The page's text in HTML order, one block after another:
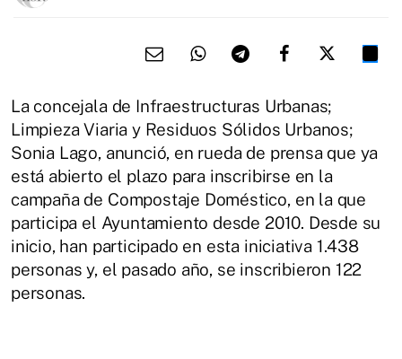
La concejala de Infraestructuras Urbanas;
Limpieza Viaria y Residuos Sólidos Urbanos;
Sonia Lago, anunció, en rueda de prensa que ya
está abierto el plazo para inscribirse en la
campaña de Compostaje Doméstico, en la que
participa el Ayuntamiento desde 2010. Desde su
inicio, han participado en esta iniciativa 1.438
personas y, el pasado año, se inscribieron 122
personas.